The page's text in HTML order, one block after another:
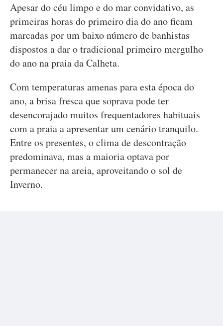
Apesar do céu limpo e do mar convidativo, as
primeiras horas do primeiro dia do ano ficam
marcadas por um baixo número de banhistas
dispostos a dar o tradicional primeiro mergulho
do ano na praia da Calheta.
Com temperaturas amenas para esta época do
ano, a brisa fresca que soprava pode ter
desencorajado muitos frequentadores habituais
com a praia a apresentar um cenário tranquilo.
Entre os presentes, o clima de descontração
predominava, mas a maioria optava por
permanecer na areia, aproveitando o sol de
Inverno.